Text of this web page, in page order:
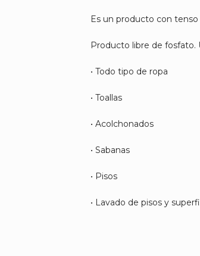
Es un producto con
Producto libre de fosfato.
• Todo tipo de ropa
• Toallas
• Acolchonados
• Sabanas
• Pisos
• Lavado de pisos y